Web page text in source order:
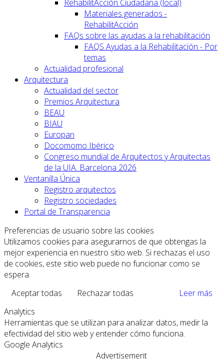
RehabilitAcción Ciudadana (local)
Materiales generados -
RehabilitAcción
FAQs sobre las ayudas a la rehabilitación
FAQS Ayudas a la Rehabilitación - Por
temas
Actualidad profesional
Arquitectura
Actualidad del sector
Premios Arquitectura
BEAU
BIAU
Europan
Docomomo Ibérico
Congreso mundial de Arquitectos y Arquitectas
de la UIA. Barcelona 2026
Ventanilla Única
Registro arquitectos
Registro sociedades
Portal de Transparencia
Preferencias de usuario sobre las cookies
Utilizamos cookies para asegurarnos de que obtengas la
mejor experiencia en nuestro sitio web. Si rechazas el uso
de cookies, este sitio web puede no funcionar como se
espera.
Aceptar todas
Rechazar todas
Leer más
Analytics
Herramientas que se utilizan para analizar datos, medir la
efectividad del sitio web y entender cómo funciona.
Google Analytics
Advertisement